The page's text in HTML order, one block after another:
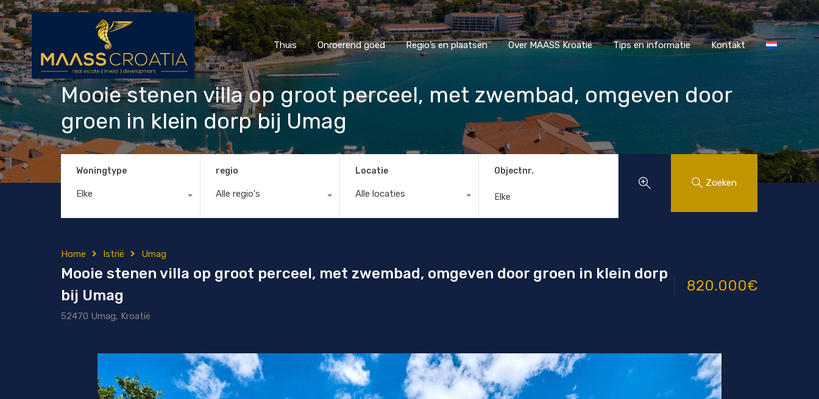
Thuis Onroerend goed Regio’s en plaatsen Over MAASS Kroatië Tips en informatie Kontakt
Thuis Onroerend goed Regio’s en plaatsen Over MAASS Kroatië Tips en informatie Kontakt
Mooie stenen villa op groot perceel, met zwembad, omgeven door
groen in klein dorp bij Umag
Woningtype
Elke
regio
Alle regio's
Locatie
Alle locaties
Objectnr.
Zoeken
Home Istrië Umag
Mooie stenen villa op groot perceel, met zwembad, omgeven door groen in klein dorp
bij Umag
52470 Umag, Kroatië
820.000€